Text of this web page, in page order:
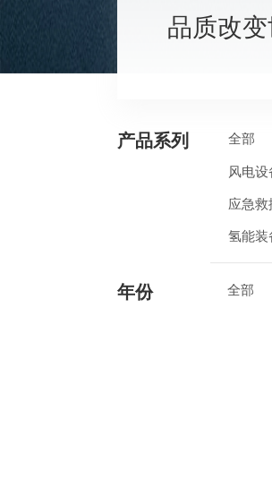
品质改
产品系列 全部
风电设
应急救
氢能装
年份 全部